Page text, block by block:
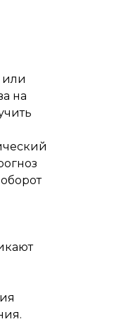
или
на